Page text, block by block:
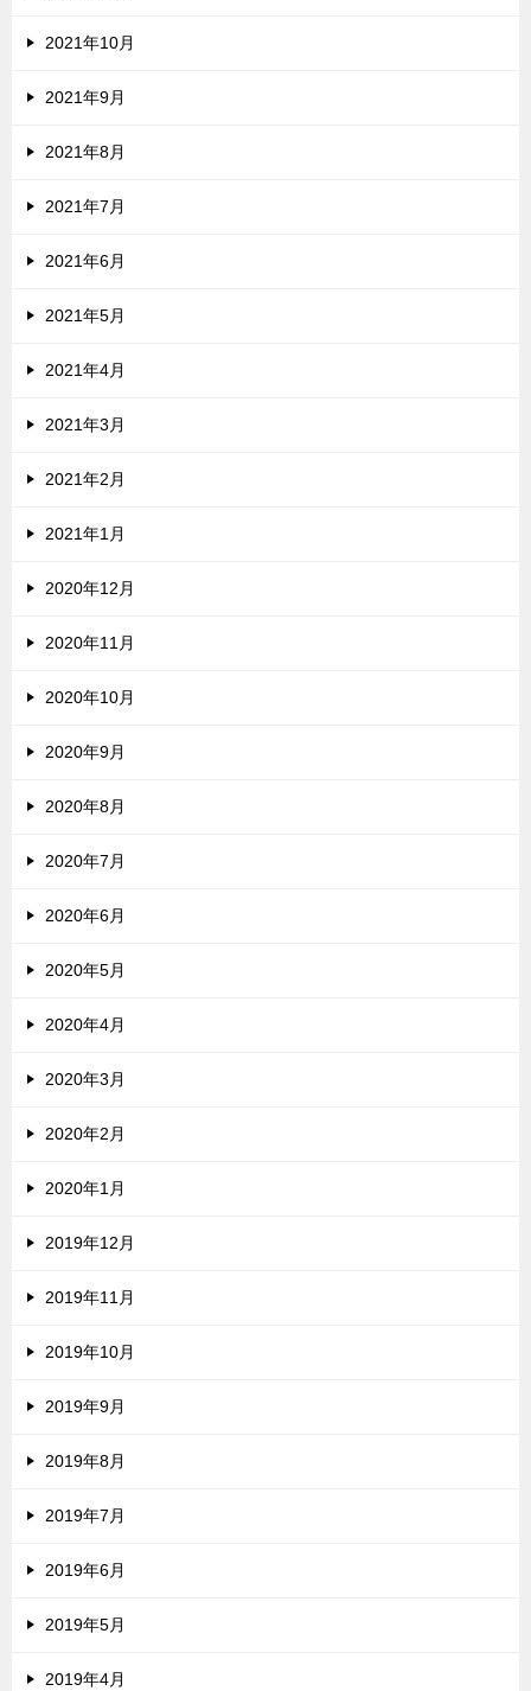
2021年10月
2021年9月
2021年8月
2021年7月
2021年6月
2021年5月
2021年4月
2021年3月
2021年2月
2021年1月
2020年12月
2020年11月
2020年10月
2020年9月
2020年8月
2020年7月
2020年6月
2020年5月
2020年4月
2020年3月
2020年2月
2020年1月
2019年12月
2019年11月
2019年10月
2019年9月
2019年8月
2019年7月
2019年6月
2019年5月
2019年4月